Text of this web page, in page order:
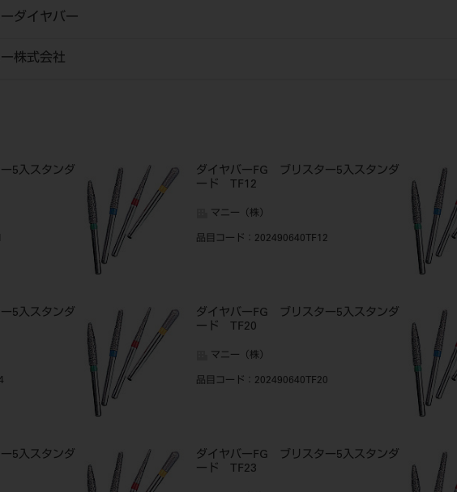
ーダイヤバー
ー株式会社
5入スタンダ
ダイヤバーFG ブリスター5入スタンダ
ード TF12
マニー（株）
品目コード ：202490640TF12
5入スタンダ
ダイヤバーFG ブリスター5入スタンダ
ード TF20
マニー（株）
品目コード ：202490640TF20
5入スタンダ
ダイヤバーFG ブリスター5入スタンダ
ード TF23